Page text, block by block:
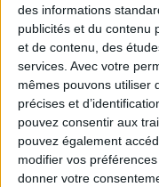
des informations
publicités et du contenu
et de contenu, des
services. Avec votre
mêmes pouvons utiliser
précises et
pouvez consentir aux
pouvez également
modifier vos
donner votre
Combien de kilos
Moins de
5 kilos